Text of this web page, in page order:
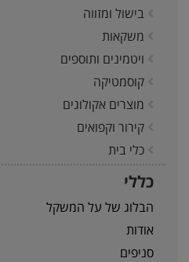
בישול ומזווה
משקאות
ויטמינים ותוספים
קוסמטיקה
מוצרים אקולוגים
קירור וקפואים
כלי בית
כללי
הבלוג של על המשקל
אודות
סניפים